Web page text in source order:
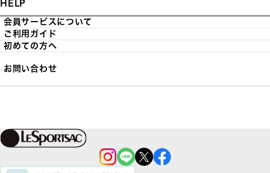
HELP
会員サービスについて
ご利用ガイド
初めての方へ
お問い合わせ